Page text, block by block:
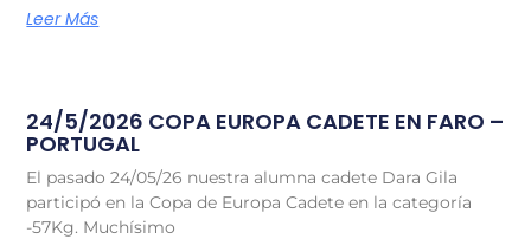
Leer Más
24/5/2026 COPA EUROPA CADETE EN FARO –
PORTUGAL
El pasado 24/05/26 nuestra alumna cadete Dara Gila
participó en la Copa de Europa Cadete en la categoría
-57Kg. Muchísimo